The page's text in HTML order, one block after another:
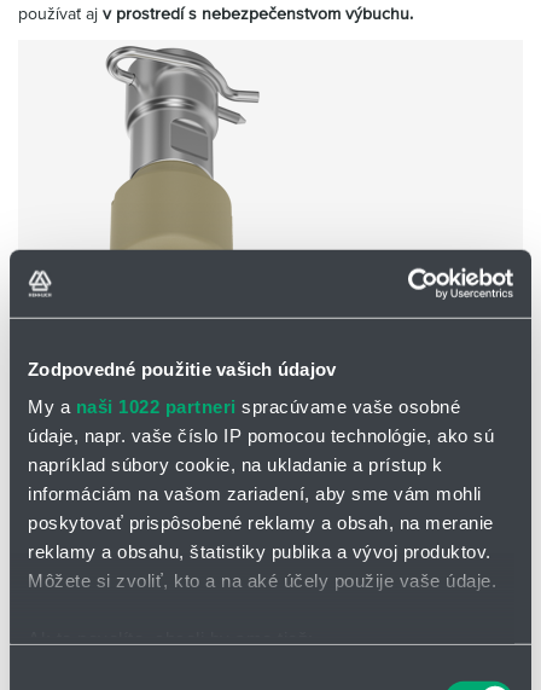
Zodpovedné použitie vašich údajov
My a naši 1022 partneri spracúvame vaše osobné
údaje, napr. vaše číslo IP pomocou technológie, ako sú
napríklad súbory cookie, na ukladanie a prístup k
informáciám na vašom zariadení, aby sme vám mohli
poskytovať prispôsobené reklamy a obsah, na meranie
reklamy a obsahu, štatistiky publika a vývoj produktov.
Môžete si zvoliť, kto a na aké účely použije vaše údaje.
používať aj v prostredí s nebezpečenstvom výbuchu.
Max. priemer nádrže:
2,7 m
Materiál: ušľachtilá oceľ 316L, PEEK ASD (Atex verzia)
Max. teplota:100 °C, krátkodobo 140 °C
Odporúčaný prevádzkový tlak:3 bary
prevádzka je možná vo všetkých pozíciách
Filtrácia: filter s s veľkosťou ôk 0,3 mm/50 mesh
Ložiská:klzné ložisko PEEK